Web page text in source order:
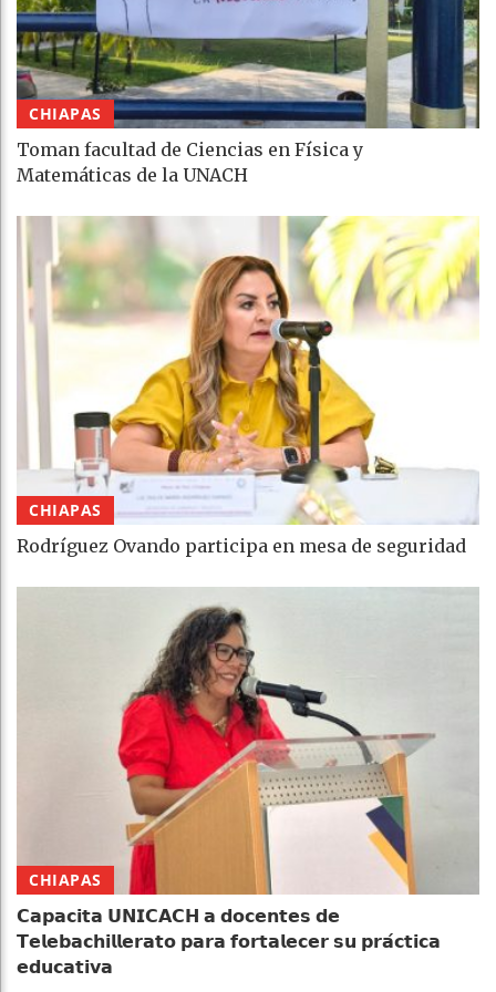
CHIAPAS
Toman facultad de Ciencias en Física y
Matemáticas de la UNACH
CHIAPAS
Rodríguez Ovando participa en mesa de seguridad
CHIAPAS
𝗖𝗮𝗽𝗮𝗰𝗶𝘁𝗮 𝗨𝗡𝗜𝗖𝗔𝗖𝗛 𝗮 𝗱𝗼𝗰𝗲𝗻𝘁𝗲𝘀 𝗱𝗲
𝗧𝗲𝗹𝗲𝗯𝗮𝗰𝗵𝗶𝗹𝗹𝗲𝗿𝗮𝘁𝗼 𝗽𝗮𝗿𝗮 𝗳𝗼𝗿𝘁𝗮𝗹𝗲𝗰𝗲𝗿 𝘀𝘂 𝗽𝗿𝗮́𝗰𝘁𝗶𝗰𝗮
𝗲𝗱𝘂𝗰𝗮𝘁𝗶𝘃𝗮